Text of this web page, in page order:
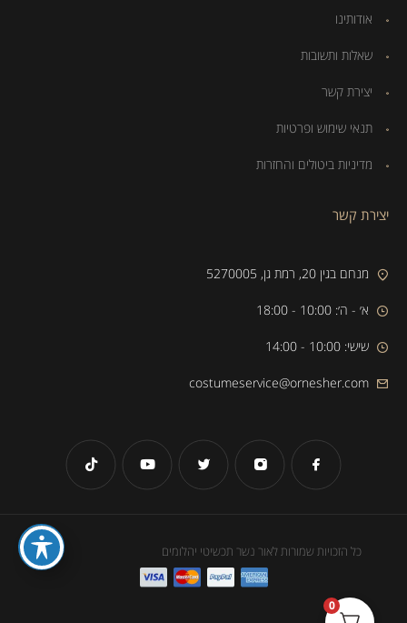
אודותינו
שאלות ותשובות
יצירת קשר
תנאי שימוש ופרטיות
מדיניות ביטולים והחזרות
יצירת קשר
מנחם בגין 20, רמת גן, 5270005
א׳ - ה׳: 10:00 - 18:00
שישי: 10:00 - 14:00
costumeservice@ornesher.com
כל הזכויות שמורות לאור נשר תכשיטי יהלומים
0